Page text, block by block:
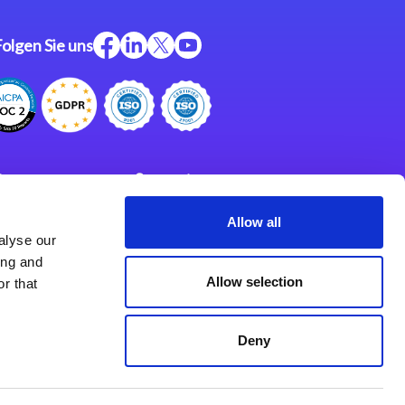
our
and
that
Allow all
Allow selection
Deny
Sie uns
Support
Impressum